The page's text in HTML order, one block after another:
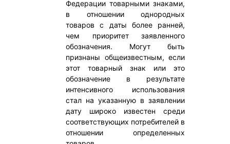
Федерации товарными знаками,
в отношении однородных
товаров с даты более ранней,
чем приоритет заявленного
обозначения. Могут быть
признаны общеизвестным, если
этот товарный знак или это
обозначение в результате
интенсивного использования
стал на указанную в заявлении
дату широко известен среди
соответствующих потребителей в
отношении определенных